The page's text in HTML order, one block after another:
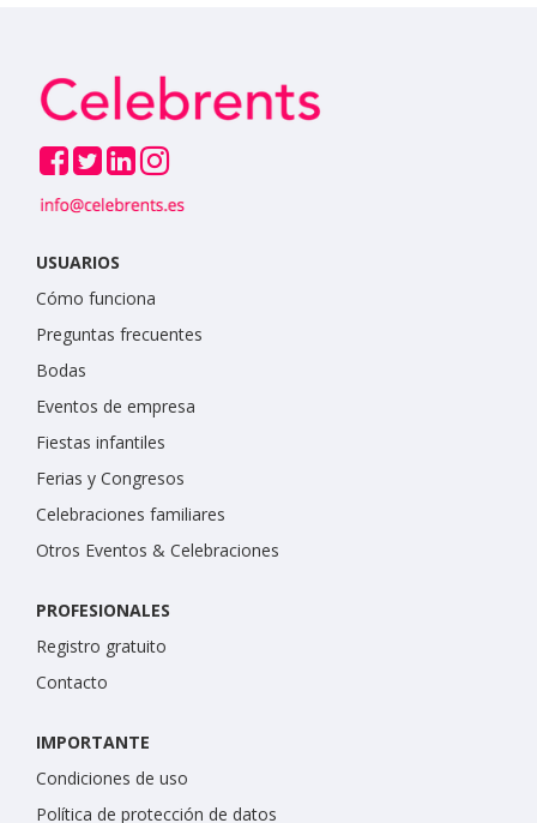
USUARIOS
Cómo funciona
Preguntas frecuentes
Bodas
Eventos de empresa
Fiestas infantiles
Ferias y Congresos
Celebraciones familiares
Otros Eventos & Celebraciones
PROFESIONALES
Registro gratuito
Contacto
IMPORTANTE
Condiciones de uso
Política de protección de datos